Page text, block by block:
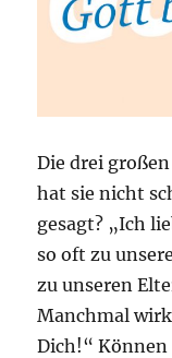
Die drei
hat sie nicht
gesagt? „Ich
so oft zu
zu unseren
Manchmal
Dich!“ Können